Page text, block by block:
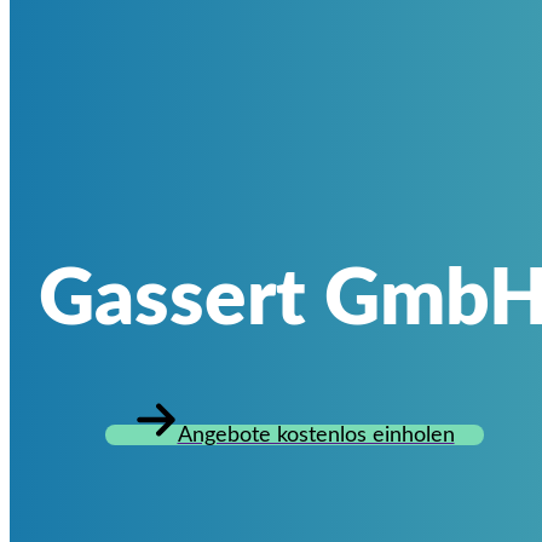
Gassert
Angebote kostenlos einholen